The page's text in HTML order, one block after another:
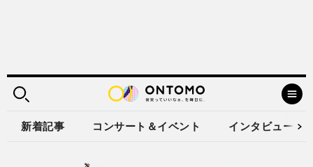
新着記事 コンサート＆イベント インタビュー